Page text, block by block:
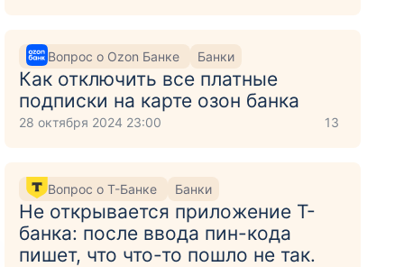
Вопрос о Ozon Банке Банки
Как отключить все платные
подписки на карте озон банка
28 октября 2024 23:00 13
Вопрос о Т-Банке Банки
Не открывается приложение Т-
банка: после ввода пин-кода
пишет, что что-то пошло не так.